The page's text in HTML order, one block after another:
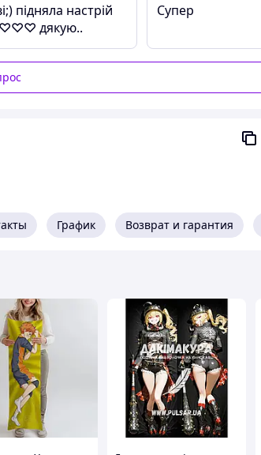
чоловікові ;)♡♡♡ дякую..
Супер
График Возврат и гарантия